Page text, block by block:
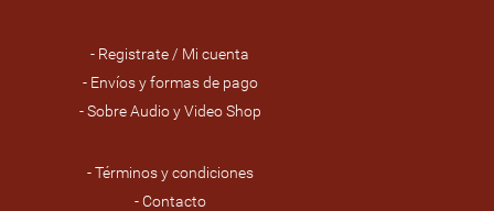
- Registrate / Mi cuenta
- Envíos y formas de pago
- Sobre Audio y Video Shop
- Términos y condiciones
- Contacto